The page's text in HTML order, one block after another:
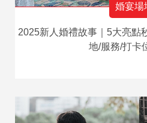
婚宴場
2025新人婚禮故事｜5大亮點
地/服務/打卡